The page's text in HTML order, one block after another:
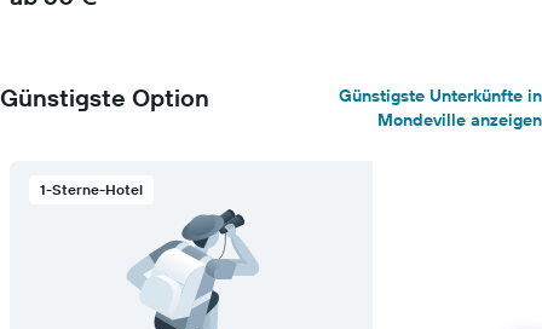
Günstigste Option
Günstigste Unterkünfte in
Mondeville anzeigen
1-Sterne-Hotel